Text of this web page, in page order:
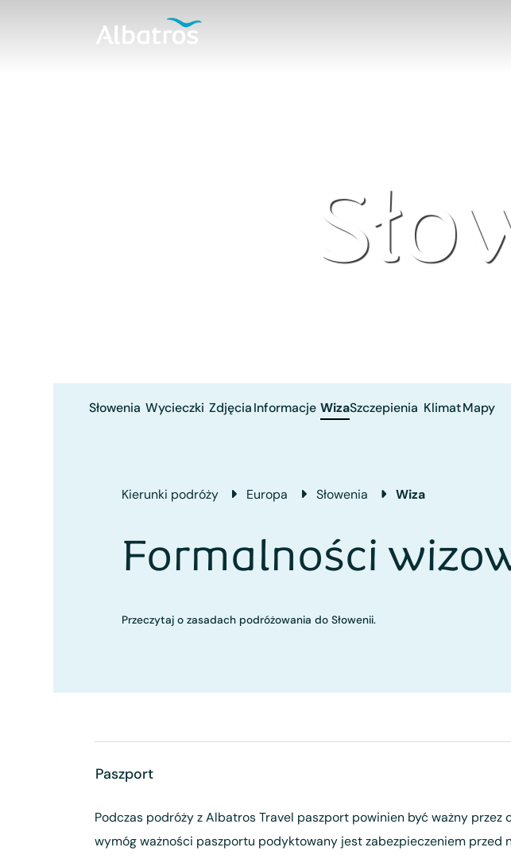
Słowenia Wycieczki ZdjęciaInformacje WizaSzczepienia KlimatMapy
Kierunki podróży Europa Słowenia Wiza
Formalności
Przeczytaj o zasadach podróżowania do Słowenii.
Paszport
Podczas podróży z Albatros Travel paszport powinien być ważny
wymóg ważności paszportu podyktowany jest zabezpieczeniem